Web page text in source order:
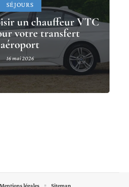
SÉJOURS
un chauffeur VTC
votre transfert
aéroport
16 mai 2026